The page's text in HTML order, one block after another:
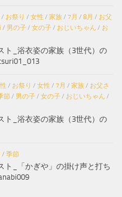
/ お祭り / 女性 / 家族/ 7月 / 8月 / お父
/ 男の子/ 女の子/ おじいちゃん / お
ト_浴衣姿の家族（3世代）の
/ お祭り / 女性 / 7月 / 家族/ お父さ
節/ 男の子/ 女の子/ おじいちゃん /
ト_浴衣姿の家族（3世代）の
/ 季節
ト_「かぎや」の掛け声と打ち